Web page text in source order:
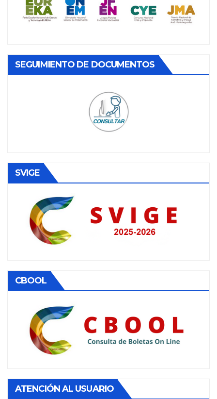
SEGUIMIENTO DE DOCUMENTOS
SVIGE
CBOOL
ATENCIÓN AL USUARIO